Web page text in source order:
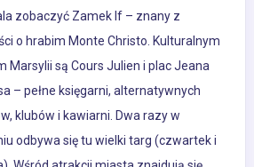
zobaczyć Zamek If – znany z
o hrabim Monte Christo. Kulturalnym
Marsylii są Cours Julien i plac Jeana
– pełne księgarni, alternatywnych
klubów i kawiarni. Dwa razy w
odbywa się tu wielki targ (czwartek i